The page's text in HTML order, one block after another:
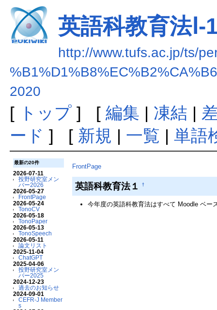
英語科教育法Ⅰ-
http://www.tufs.ac.jp/ts/
2020
[ トップ] [ 編集 | 凍結 |
ード ] [ 新規 | 一覧 | 単語
最新の20件
2026-07-11
投野研究室メン
バー2026
2026-05-27
FrontPage
2026-05-24
TonoCV
2026-05-18
TonoPaper
2026-05-13
TonoSpeech
2026-05-11
論文リスト
2025-11-04
ChatGPT
2025-04-06
投野研究室メン
バー2025
2024-12-23
過去のお知らせ
2024-09-01
CEFR-J Member
s
FrontPage
英語科教育法１ †
今年度の英語科教育法はすべて Moodle ベー